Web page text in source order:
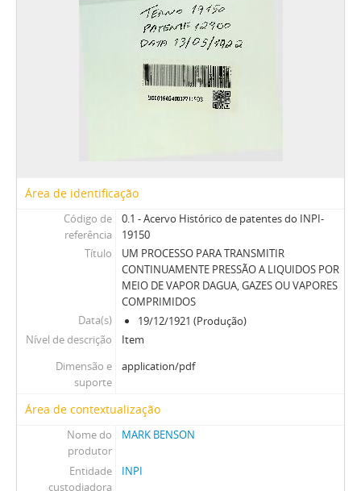
Área de identificação
Código de
referência
0.1 - Acervo Histórico de patentes do INPI-
19150
Título
UM PROCESSO PARA TRANSMITIR
CONTINUAMENTE PRESSÃO A LIQUIDOS POR
MEIO DE VAPOR DAGUA, GAZES OU VAPORES
COMPRIMIDOS
Data(s)
19/12/1921 (Produção)
Nível de descrição
Item
Dimensão e
suporte
application/pdf
Área de contextualização
Nome do
produtor
MARK BENSON
Entidade
custodiadora
INPI